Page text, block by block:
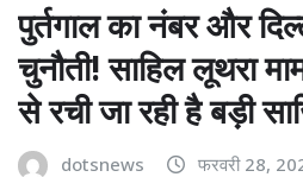
पुर्तगाल का नंबर और
चुनौती! साहिल लूथरा
से रची जा रही है बड़ी
dotsnews फरवरी 28,